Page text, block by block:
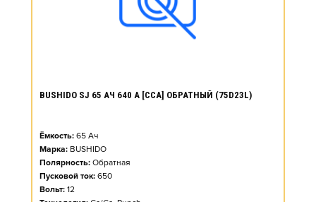
BUSHIDO SJ 65 АЧ 640 А [CCA] ОБРАТНЫЙ (75D23L)
Ёмкость: 65 Ач
Марка: BUSHIDO
Полярность: Обратная
Пусковой ток: 650
Вольт: 12